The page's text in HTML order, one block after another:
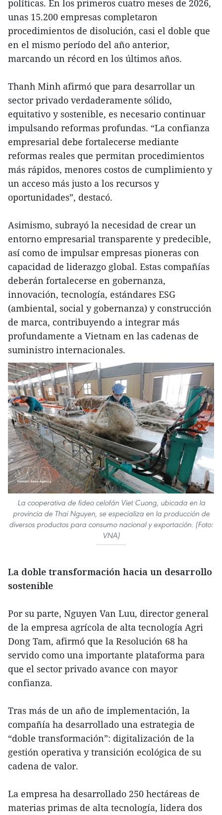
políticas. En los primeros cuatro meses de 2026,
unas 15.200 empresas completaron
procedimientos de disolución, casi el doble que
en el mismo período del año anterior,
marcando un récord en los últimos años.
Thanh Minh afirmó que para desarrollar un
sector privado verdaderamente sólido,
equitativo y sostenible, es necesario continuar
impulsando reformas profundas. “La confianza
empresarial debe fortalecerse mediante
reformas reales que permitan procedimientos
más rápidos, menores costos de cumplimiento y
un acceso más justo a los recursos y
oportunidades”, destacó.
Asimismo, subrayó la necesidad de crear un
entorno empresarial transparente y predecible,
así como de impulsar empresas pioneras con
capacidad de liderazgo global. Estas compañías
deberán fortalecerse en gobernanza,
innovación, tecnología, estándares ESG
(ambiental, social y gobernanza) y construcción
de marca, contribuyendo a integrar más
profundamente a Vietnam en las cadenas de
suministro internacionales.
La cooperativa de fideo celofán Viet Cuong, ubicada en la
provincia de Thai Nguyen, se especializa en la producción de
diversos productos para consumo nacional y exportación. (Foto:
VNA)
La doble transformación hacia un desarrollo
sostenible
Por su parte, Nguyen Van Luu, director general
de la empresa agrícola de alta tecnología Agri
Dong Tam, afirmó que la Resolución 68 ha
servido como una importante plataforma para
que el sector privado avance con mayor
confianza.
Tras más de un año de implementación, la
compañía ha desarrollado una estrategia de
“doble transformación”: digitalización de la
gestión operativa y transición ecológica de su
cadena de valor.
La empresa ha desarrollado 250 hectáreas de
materias primas de alta tecnología, lidera dos